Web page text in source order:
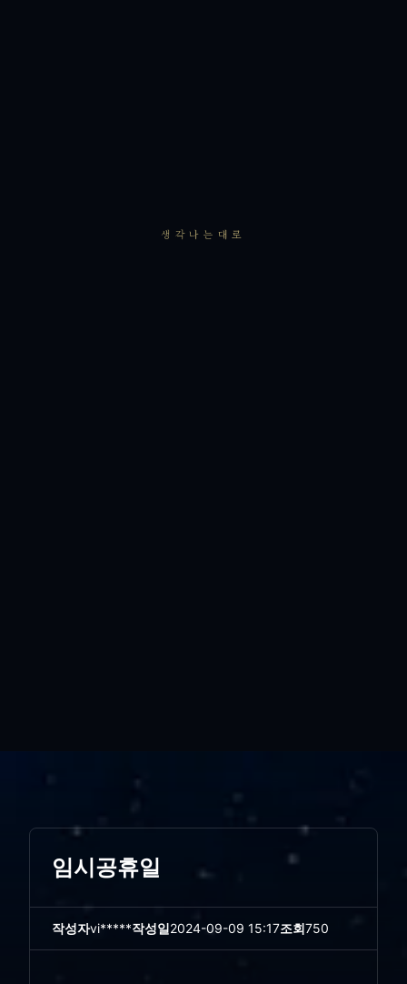
생각나는대로
임시공휴일
작성자vi*****작성일2024-09-09 15:17조회750